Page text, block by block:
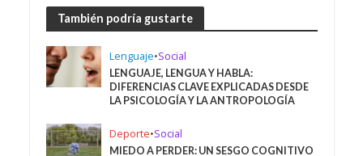
También podría gustarte
Lenguaje•Social
LENGUAJE, LENGUA Y HABLA:
DIFERENCIAS CLAVE EXPLICADAS DESDE
LA PSICOLOGÍA Y LA ANTROPOLOGÍA
Deporte•Social
MIEDO A PERDER: UN SESGO COGNITIVO